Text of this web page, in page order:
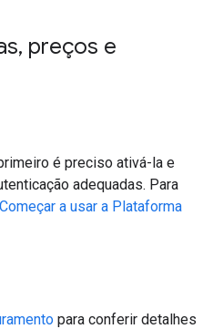
, preços e
é preciso ativá-la e
adequadas. Para
Começar a usar a Plataforma
para conferir detalhes